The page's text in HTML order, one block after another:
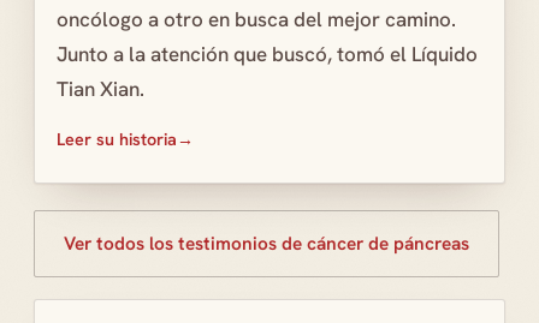
oncólogo a otro en busca del mejor camino.
Junto a la atención que buscó, tomó el Líquido
Tian Xian.
Leer su historia
Ver todos los testimonios de cáncer de páncreas